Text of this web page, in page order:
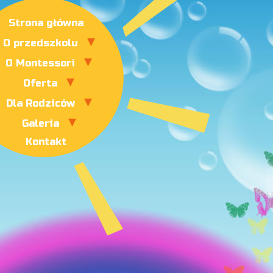
Strona główna
O przedszkolu
O Montessori
Oferta
Dla Rodziców
Galeria
Kontakt